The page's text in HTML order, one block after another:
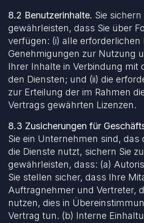
8.2 Benutzerinhalte. Sie
gewährleisten, dass Sie über
verfügen: (i) alle erforderlichen
Genehmigungen zur Nutzung
Ihrer Inhalte in Verbindung mit
den Diensten; und (ii) die
zur Erteilung der im Rahmen
Vertrags gewährten Lizenzen.
8.3 Zusicherungen für
Sie ein Unternehmen sind, das
die Dienste nutzt, sichern Sie
gewährleisten, dass: (a)
Sie stellen sicher, dass Ihre
Auftragnehmer und Vertreter,
nutzen, dies in
Vertrag tun. (b) Interne